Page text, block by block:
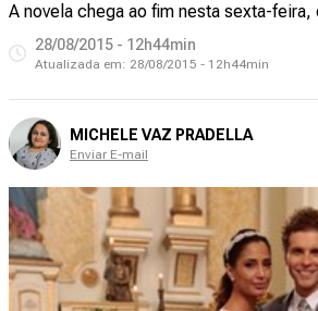
A novela chega ao fim nesta sexta-feira,
28/08/2015 - 12h44min
Atualizada em: 28/08/2015 - 12h44min
MICHELE VAZ PRADELLA
Enviar E-mail